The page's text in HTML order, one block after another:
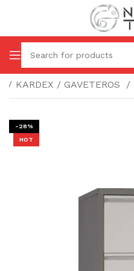
KARDEX / GAVETEROS
-28%
HOT